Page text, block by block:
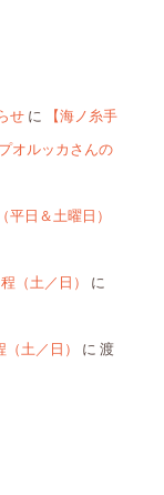
せ に
【海ノ糸手
オルッカさんの
日＆土曜日）
（土／日）
に
土／日）
に 渡